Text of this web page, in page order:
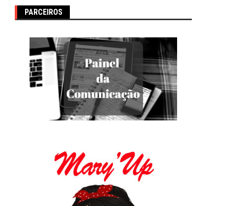
PARCEIROS